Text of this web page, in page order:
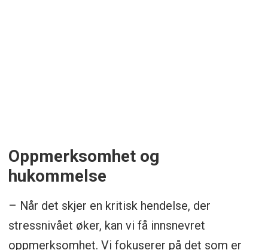
Oppmerksomhet og
hukommelse
– Når det skjer en kritisk hendelse, der
stressnivået øker, kan vi få innsnevret
oppmerksomhet. Vi fokuserer på det som er